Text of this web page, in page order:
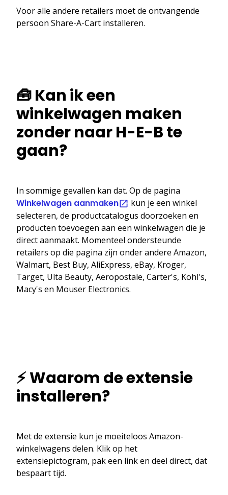
Voor alle andere retailers moet de ontvangende
persoon Share-A-Cart installeren.
🧰 Kan ik een
winkelwagen maken
zonder naar H-E-B te
gaan?
In sommige gevallen kan dat. Op de pagina
Winkelwagen aanmaken
kun je een winkel
selecteren, de productcatalogus doorzoeken en
producten toevoegen aan een winkelwagen die je
direct aanmaakt. Momenteel ondersteunde
retailers op die pagina zijn onder andere Amazon,
Walmart, Best Buy, AliExpress, eBay, Kroger,
Target, Ulta Beauty, Aeropostale, Carter's, Kohl's,
Macy's en Mouser Electronics.
⚡ Waarom de extensie
installeren?
Met de extensie kun je moeiteloos Amazon-
winkelwagens delen. Klik op het
extensiepictogram, pak een link en deel direct, dat
bespaart tijd.